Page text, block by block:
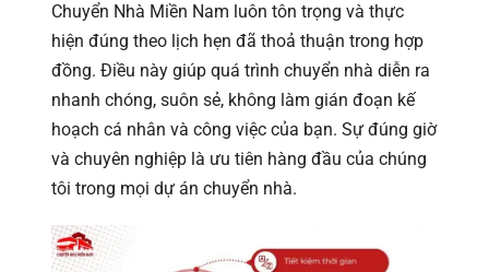
Chuyển Nhà Miền Nam luôn tôn trọng và thực
hiện đúng theo lịch hẹn đã thoả thuận trong hợp
đồng. Điều này giúp quá trình chuyển nhà diễn ra
nhanh chóng, suôn sẻ, không làm gián đoạn kế
hoạch cá nhân và công việc của bạn. Sự đúng giờ
và chuyên nghiệp là ưu tiên hàng đầu của chúng
tôi trong mọi dự án chuyển nhà.